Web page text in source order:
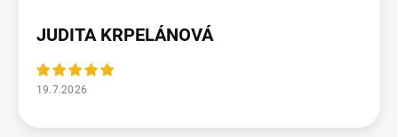
JUDITA KRPELÁNOVÁ
19.7.2026